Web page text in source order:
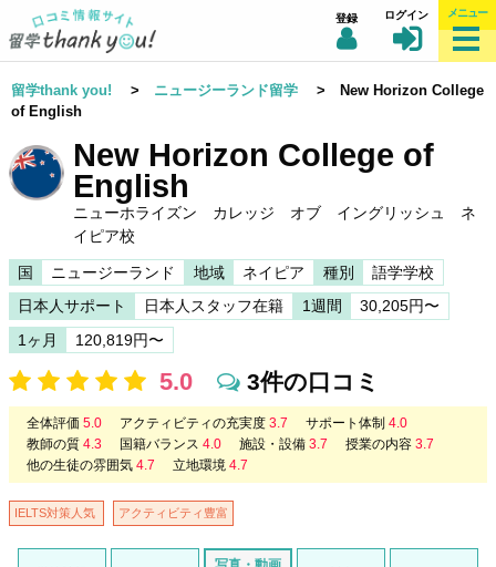
登録 ログイン メニュー
留学thank you! > ニュージーランド留学 > New Horizon College
of English
New Horizon College of
English
ニューホライズン カレッジ オブ イングリッシュ ネ
イピア校
国 ニュージーランド 地域 ネイピア 種別
語学学校
日本人サポート
日本人スタッフ在籍 1週間
30,205円〜
1ヶ月
120,819円〜
5.0 3件の口コミ
全体評価 5.0 アクティビティの充実度 3.7 サポート体制 4.0
教師の質 4.3 国籍バランス 4.0 施設・設備 3.7 授業の内容 3.7
他の生徒の雰囲気 4.7 立地環境 4.7
IELTS対策人気 アクティビティ豊富